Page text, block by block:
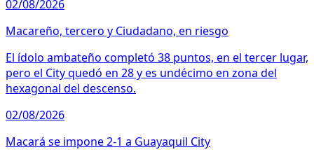
02/08/2026
Macareño, tercero y Ciudadano, en riesgo
El ídolo ambateño completó 38 puntos, en el tercer lugar,
pero el City quedó en 28 y es undécimo en zona del
hexagonal del descenso.
02/08/2026
Macará se impone 2-1 a Guayaquil City